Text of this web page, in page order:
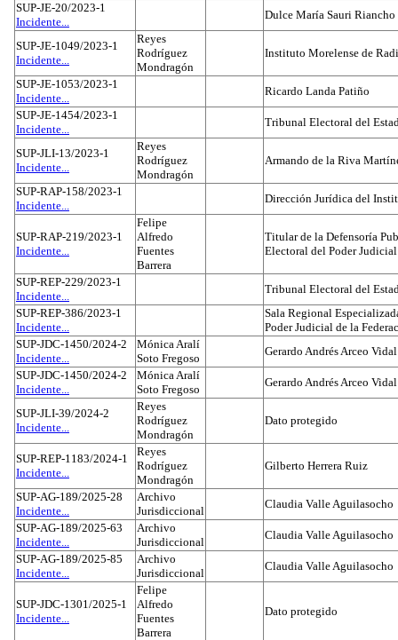
SUP-JE-20/2023-1
Incidente...
Dulce María Sauri
SUP-JE-1049/2023-1
Incidente...
Reyes
Rodríguez
Mondragón
Instituto Morelense de
SUP-JE-1053/2023-1
Incidente...
Ricardo Landa Patiño
SUP-JE-1454/2023-1
Incidente...
Tribunal Electoral del
SUP-JLI-13/2023-1
Incidente...
Reyes
Rodríguez
Mondragón
Armando de la Riva
SUP-RAP-158/2023-1
Incidente...
Dirección Jurídica del
SUP-RAP-219/2023-1
Incidente...
Felipe
Alfredo
Fuentes
Barrera
Titular de la Defensoría
Electoral del Poder
SUP-REP-229/2023-1
Incidente...
Tribunal Electoral del
SUP-REP-386/2023-1
Incidente...
Sala Regional
Poder Judicial de la
SUP-JDC-1450/2024-2
Incidente...
Mónica Aralí
Soto Fregoso
Gerardo Andrés Arceo Vidal
SUP-JDC-1450/2024-2
Incidente...
Mónica Aralí
Soto Fregoso
Gerardo Andrés Arceo Vidal
SUP-JLI-39/2024-2
Incidente...
Reyes
Rodríguez
Mondragón
Dato protegido
SUP-REP-1183/2024-1
Incidente...
Reyes
Rodríguez
Mondragón
Gilberto Herrera Ruiz
SUP-AG-189/2025-28
Incidente...
Archivo
Jurisdiccional
Claudia Valle Aguilasocho
SUP-AG-189/2025-63
Incidente...
Archivo
Jurisdiccional
Claudia Valle Aguilasocho
SUP-AG-189/2025-85
Incidente...
Archivo
Jurisdiccional
Claudia Valle Aguilasocho
SUP-JDC-1301/2025-1
Incidente...
Felipe
Alfredo
Fuentes
Barrera
Dato protegido